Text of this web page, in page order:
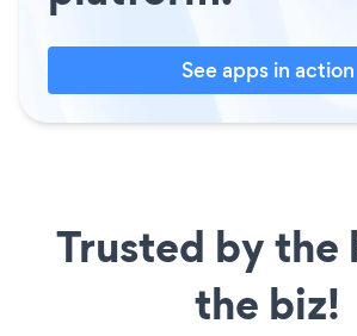
See apps in action
Trusted by the
the biz!